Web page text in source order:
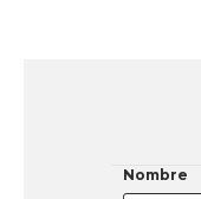
Nombre